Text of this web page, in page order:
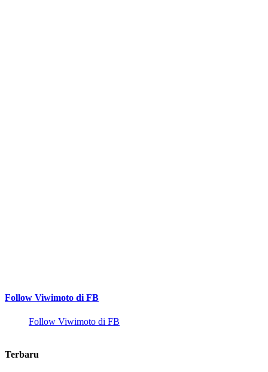
Follow Viwimoto di FB
Follow Viwimoto di FB
Terbaru